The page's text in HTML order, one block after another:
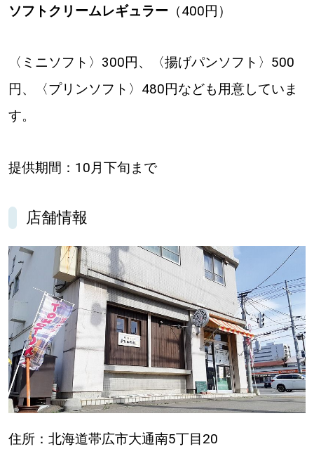
ソフトクリームレギュラー （400円）
〈ミニソフト〉300円、〈揚げパンソフト〉500
円、〈プリンソフト〉480円なども用意していま
す。
提供期間：10月下旬まで
店舗情報
住所：北海道帯広市大通南5丁目20